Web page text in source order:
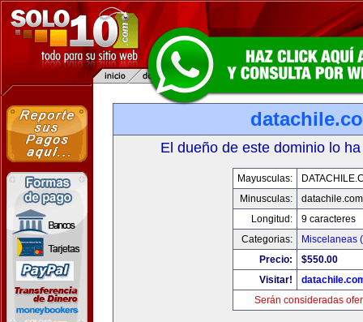
El dueño de este dominio lo
Mayusculas:
Minusculas:
datachile.com
Longitud:
9 caracteres
Categorias:
Miscelaneas
Precio:
$550.00
Visitar!
Serán consideradas